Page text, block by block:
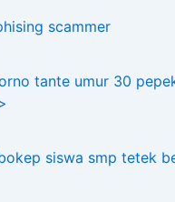
scammer
tante umur 30
siswa smp tetek